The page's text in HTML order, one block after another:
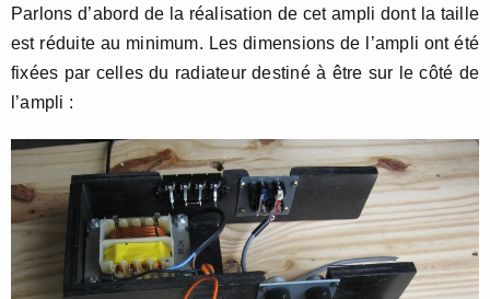
Parlons d’abord de la réalisation de cet ampli dont la taille
est réduite au minimum. Les dimensions de l’ampli ont été
fixées par celles du radiateur destiné à être sur le côté de
l’ampli :